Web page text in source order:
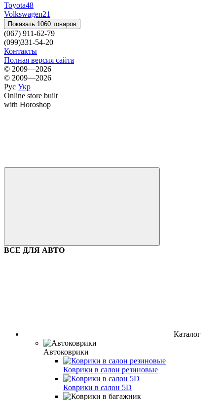
Toyota48
Volkswagen21
Показать 1060 товаров
(067) 911-62-79
(099)331-54-20
Контакты
Полная версия сайта
© 2009—2026
© 2009—2026
Рус Укр
Online store built
with Horoshop
ВСЕ ДЛЯ АВТО
Каталог
Автоковрики
Коврики в салон резиновые
Коврики в салон 5D